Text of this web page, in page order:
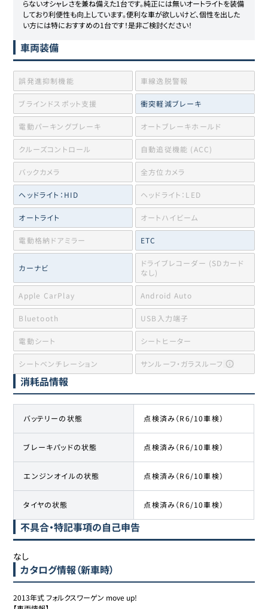
らないオシャレさを兼ね備えた1台です。純正には無いオートライトを装備
しており利便性も向上しています。便利な車が欲しいけど、個性を出した
い方には特におすすめの1台です！是非ご検討ください！
車両装備
誤発進抑制機能 車線逸脱警報
ブラインドスポット支援 衝突軽減ブレーキ
電動パーキングブレーキ オートブレーキホールド
クルーズコントロール 自動追従機能 (ACC)
バックカメラ 全方位カメラ
ヘッドライト：HID ヘッドライト：LED
オートライト オートハイビーム
電動格納ドアミラー ETC
カーナビ
ドライブレコーダー (SDカード
なし)
Apple CarPlay Android Auto
Bluetooth USB入力端子
電動シート シートヒーター
シートベンチレーション サンルーフ・ガラスルーフ
消耗品情報
バッテリーの状態 点検済み（R6/10車検）
ブレーキパッドの状態 点検済み（R6/10車検）
エンジンオイルの状態 点検済み（R6/10車検）
タイヤの状態 点検済み（R6/10車検）
不具合・特記事項の自己申告
なし
カタログ情報（新車時）
2013年式 フォルクスワーゲン move up!